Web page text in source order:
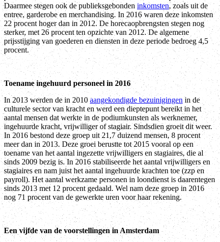
Daarmee stegen ook de publieksgebonden inkomsten, zoals uit de
entree, garderobe en merchandising. In 2016 waren deze inkomsten
22 procent hoger dan in 2012. De horecaopbrengsten stegen nog
sterker, met 26 procent ten opzichte van 2012. De algemene
prijsstijging van goederen en diensten in deze periode bedroeg 4,5
procent.
Toename ingehuurd personeel in 2016
In 2013 werden de in 2010aangekondigde bezuinigingen in de
culturele sector van kracht en werd een dieptepunt bereikt in het
aantal mensen dat werkte in de podiumkunsten als werknemer,
ingehuurde kracht, vrijwilliger of stagiair. Sindsdien groeit dit weer.
In 2016 bestond deze groep uit 21,7 duizend mensen, 8 procent
meer dan in 2013. Deze groei berustte tot 2015 vooral op een
toename van het aantal ingezette vrijwilligers en stagiaires, die al
sinds 2009 bezig is. In 2016 stabiliseerde het aantal vrijwilligers en
stagiaires en nam juist het aantal ingehuurde krachten toe (zzp en
payroll). Het aantal werkzame personen in loondienst is daarentegen
sinds 2013 met 12 procent gedaald. Wel nam deze groep in 2016
nog 71 procent van de gewerkte uren voor haar rekening.
Een vijfde van de voorstellingen in Amsterdam